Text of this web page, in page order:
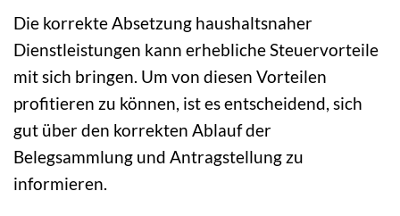
Die korrekte Absetzung haushaltsnaher
Dienstleistungen kann erhebliche Steuervorteile
mit sich bringen. Um von diesen Vorteilen
profitieren zu können, ist es entscheidend, sich
gut über den korrekten Ablauf der
Belegsammlung und Antragstellung zu
informieren.